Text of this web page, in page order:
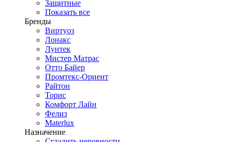
Защитные
Показать все
Бренды
Виртуоз
Лонакс
Лунтек
Мистер Матрас
Отто Байер
Промтекс-Ориент
Райтон
Торис
Комфорт Лайн
Фелиз
Materlux
Назначение